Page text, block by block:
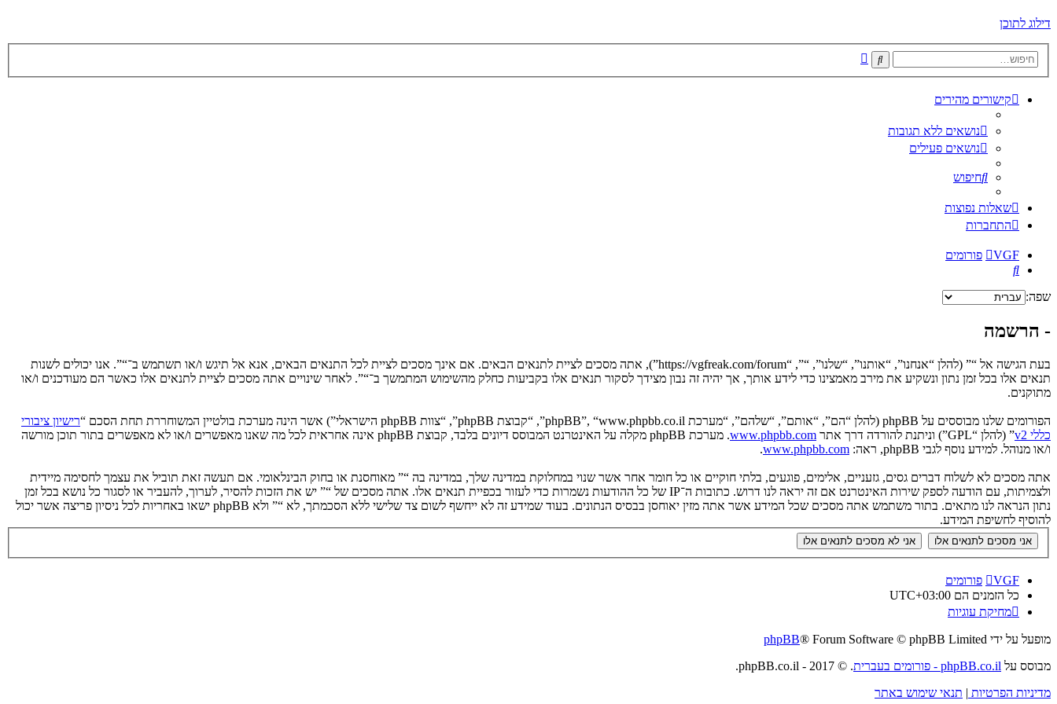
דילוג לתוכן
חיפוש
קישורים מהירים
נושאים ללא תגובות
נושאים פעילים
חיפוש
שאלות נפוצות
התחברות
VGF
פורומים
חיפוש
שפה:
- הרשמה
בעת הגישה אל “” (להלן “אנחנו”, “אותנו”, “שלנו”, “”, “https://vgfreak.com/forum”), אתה מסכים לציית לתנאים הבאים. אם אינך מסכים לציית לכל התנאים הבאים, אנא אל תיגש ו/או תשתמש ב־“”. אנו יכולים לשנות
תנאים אלו בכל זמן נתון ונשקיע את מירב מאמצינו כדי לידע אותך, אך יהיה זה נבון מצידך לסקור תנאים אלו בקביעות כחלק מהשימוש המתמשך ב־“”. לאחר שינויים אתה מסכים לציית לתנאים אלו כאשר הם מעודכנים ו/או
מתוקנים.
הפורומים שלנו מבוססים על phpBB (להלן “הם”, “אותם”, “שלהם”, “מערכת phpBB”, “www.phpbb.co.il”, “קבוצת phpBB”, “צוות phpBB הישראלי”) אשר הינה מערכת בולטיין המשוחררת תחת הסכם “
רישיון ציבורי
כללי v2
” (להלן “GPL”) וניתנת להורדה דרך אתר www.phpbb.com
. מערכת phpBB מקלה על האינטרנט המבוסס דיונים בלבד, קבוצת phpBB אינה אחראית לכל מה שאנו מאפשרים ו/או לא מאפשרים בתור תוכן מורשה
ו/או מנוהל. למידע נוסף לגבי phpBB, ראה:
www.phpbb.com
.
אתה מסכים לא לשלוח דברים גסים, גזעניים, אלימים, פוגעים, בלתי חוקיים או כל חומר אחר אשר שנוי במחלוקת במדינה שלך, במדינה בה “” מאוחסנת או בחוק הבינלאומי. אם תעשה זאת תוביל את עצמך לחסימה מיידית
ולצמיתות, עם הודעה לספק שירות האינטרנט אם זה יראה לנו דרוש. כתובות ה־IP של כל ההודעות נשמרות כדי לעזור בכפיית תנאים אלו. אתה מסכים של “” יש את הזכות להסיר, לערוך, להעביר או לסגור כל נושא בכל זמן
נתון הנראה לנו מתאים. בתור משתמש אתה מסכים שכל המידע אשר אתה מזין יאוחסן בבסיס הנתונים. בעוד שמידע זה לא ייחשף לשום צד שלישי ללא הסכמתך, לא “” ולא phpBB ישאו באחריות לכל ניסיון פריצה אשר יכול
להוסיף לחשיפת המידע.
VGF
פורומים
כל הזמנים הם UTC+03:00
מחיקת עוגיות
מופעל על ידי phpBB® Forum Software © phpBB Limited
מבוסס על phpBB.co.il - פורומים בעברית
. © 2017 - phpBB.co.il.
מדיניות הפרטיות | תנאי שימוש באתר